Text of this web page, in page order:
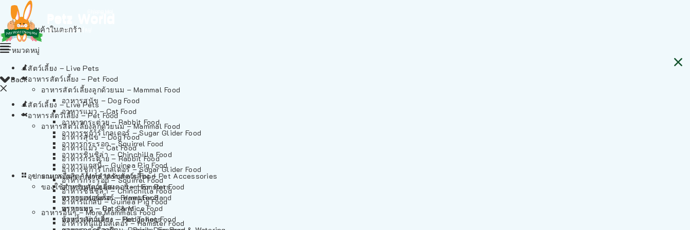
ไม่มีสินค้าในตะกร้า
Back
สัตว์เลี้ยง – Live Pets
อาหารสัตว์เลี้ยง – Pet Food
อาหารสัตว์เลี้ยงลูกด้วยนม – Mammal Food
อาหารสุนัข – Dog Food
อาหารแมว – Cat Food
อาหารกระต่าย – Rabbit Food
อาหารชูก้าร์ไกลเดอร์ – Sugar Glider Food
อาหารกระรอก – Squirrel Food
อาหารชินชิล่า – Chinchilla Food
อาหารแกสบี้ – Guinea Pig Food
อาหารอื่นๆ – More Mammals Food
อาหารหนูแฮมสเตอร์ – Hamster Food
หมวดหมู่
สัตว์เลี้ยง – Live Pets
อาหารสัตว์เลี้ยง – Pet Food
อาหารสัตว์เลี้ยงลูกด้วยนม – Mammal Food
อาหารสุนัข – Dog Food
อาหารแมว – Cat Food
อาหารกระต่าย – Rabbit Food
อาหารชูก้าร์ไกลเดอร์ – Sugar Glider Food
อาหารกระรอก – Squirrel Food
อาหารชินชิล่า – Chinchilla Food
อาหารแกสบี้ – Guinea Pig Food
อาหารอื่นๆ – More Mammals Food
อาหารหนูแฮมสเตอร์ – Hamster Food
อาหารเฟอร์เร็ต – Ferret Food
อาหารหนู – Rats & Mice Food
อาหารเม่นแคระ – Hedgehog Food
อุปกรณและผลิตภัณฑ์สำหรับสัตว์เลี้ยง – Pet Accessories
ของใช้สำหรับสัตว์เลี้ยง – Item For Pets
ทรายแฮมสเตอร์ – Hamster Sand
ทรายแมว – Cat Sand
ห้องน้ำสัตว์เลี้ยง – Pet Toilets